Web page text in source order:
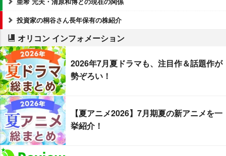
投資家の桐谷さん長年保有の株紹介
オリコン インフォメーション
2026年7月夏ドラマも、注目作＆話題作が
勢ぞろい！
【夏アニメ2026】7月期夏の新アニメを一
挙紹介！